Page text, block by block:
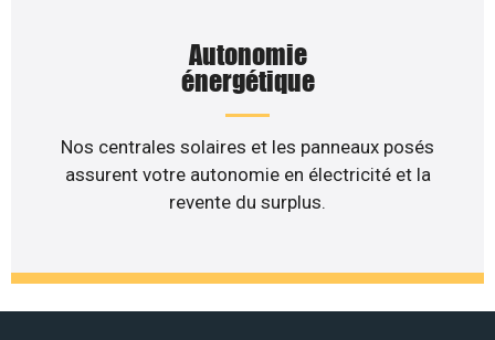
Autonomie
énergétique
Nos centrales solaires et les panneaux posés
assurent votre autonomie en électricité et la
revente du surplus.